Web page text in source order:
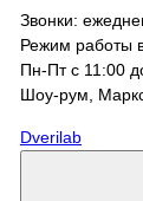
Звонки:
Режим работы
Пн-Пт с 11:00
Шоу-рум,
Dverilab